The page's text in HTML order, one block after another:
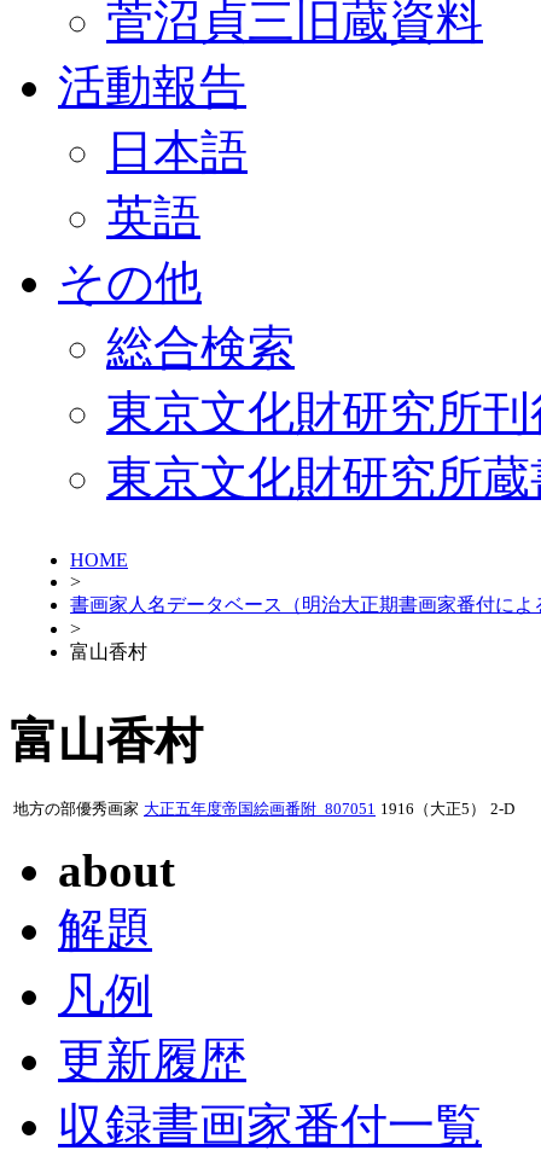
菅沼貞三旧蔵資料
活動報告
日本語
英語
その他
総合検索
東京文化財研究所
東京文化財研究所
HOME
>
書画家人名データベース（明治大正期書画家番付によ
>
富山香村
富山香村
地方の部優秀画家 大正五年度帝国絵画番附_807051 1916（大正5） 2-D
about
解題
凡例
更新履歴
収録書画家番付一覧